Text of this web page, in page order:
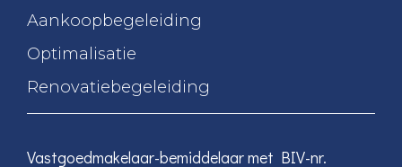
Aankoopbegeleiding
Optimalisatie
Renovatiebegeleiding
Vastgoedmakelaar-bemiddelaar met BIV-nr.